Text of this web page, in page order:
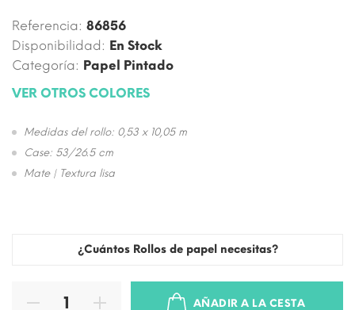
Referencia: 86856
Disponibilidad: En Stock
Categoría: Papel Pintado
VER OTROS COLORES
Medidas del rollo: 0,53 x 10,05 m
Case: 53/26.5 cm
Mate | Textura lisa
¿Cuántos Rollos de papel necesitas?
AÑADIR A LA CESTA